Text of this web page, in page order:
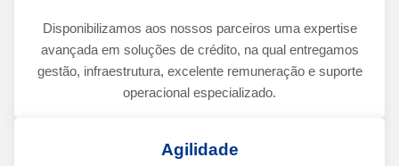
Disponibilizamos aos nossos parceiros uma expertise
avançada em soluções de crédito, na qual entregamos
gestão, infraestrutura, excelente remuneração e suporte
operacional especializado.
Agilidade